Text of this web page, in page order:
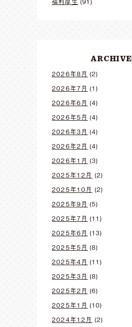
ARCHIVE
2026年8月 (2)
2026年7月 (1)
2026年6月 (4)
2026年5月 (4)
2026年3月 (4)
2026年2月 (4)
2026年1月 (3)
2025年12月 (2)
2025年10月 (2)
2025年9月 (5)
2025年7月 (11)
2025年6月 (13)
2025年5月 (8)
2025年4月 (11)
2025年3月 (8)
2025年2月 (6)
2025年1月 (10)
2024年12月 (2)